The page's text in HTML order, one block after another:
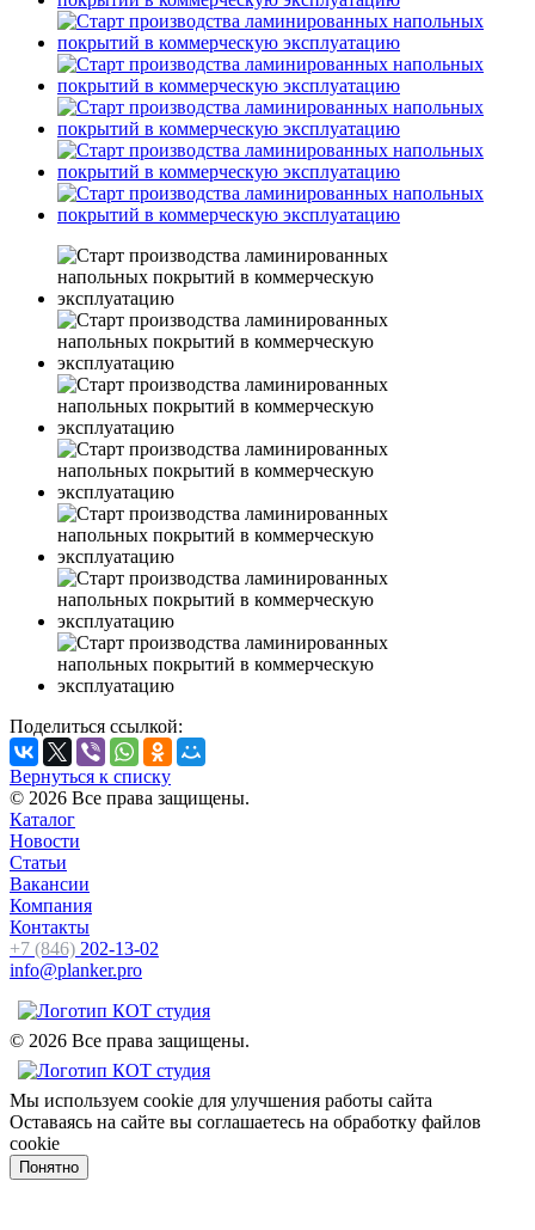
Поделиться ссылкой:
Вернуться к списку
© 2026 Все права защищены.
Каталог
Новости
Статьи
Вакансии
Компания
Контакты
+7 (846) 202-13-02
info@planker.pro
© 2026 Все права защищены.
Мы используем cookie для улучшения работы сайта
Оставаясь на сайте вы соглашаетесь на обработку файлов
cookie
Понятно